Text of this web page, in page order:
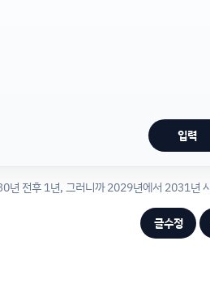
글수정